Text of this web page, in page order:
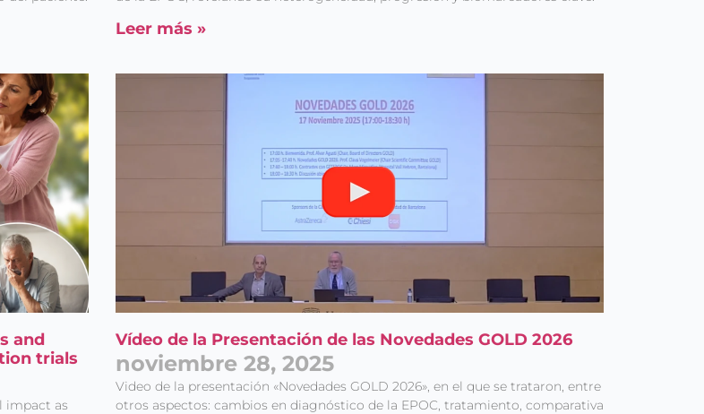
Leer más »
and
trials
impact as
Vídeo de la Presentación de las Novedades GOLD 2026
noviembre 28, 2025
Video de la presentación «Novedades GOLD 2026», en el que se trataron, entre
otros aspectos: cambios en diagnóstico de la EPOC, tratamiento, comparativa